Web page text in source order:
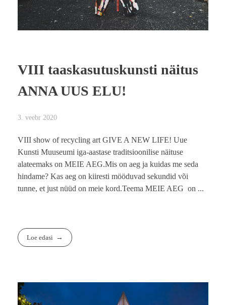
VIII taaskasutuskunsti näitus
ANNA UUS ELU!
3. veebr 2020
VIII show of recycling art GIVE A NEW LIFE! Uue
Kunsti Muuseumi iga-aastase traditsioonilise näituse
alateemaks on MEIE AEG.Mis on aeg ja kuidas me seda
hindame? Kas aeg on kiiresti mööduvad sekundid või
tunne, et just nüüd on meie kord.Teema MEIE AEG on ...
Loe edasi